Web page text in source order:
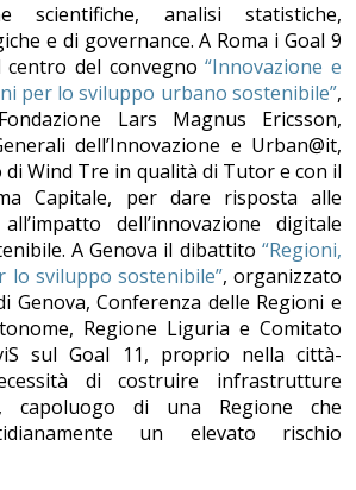
scientifiche, analisi statistiche,
e di governance. A Roma i Goal 9
del convegno“Innovazione e
per lo sviluppo urbano sostenibile”,
Lars Magnus Ericsson,
dell’Innovazione e Urban@it,
Wind Tre in qualità di Tutor e con il
Capitale, per dare risposta alle
dell’innovazione digitale
A Genova il dibattito “Regioni,
sviluppo sostenibile”, organizzato
Genova, Conferenza delle Regioni e
Regione Liguria e Comitato
sul Goal 11, proprio nella città-
di costruire infrastrutture
capoluogo di una Regione che
un elevato rischio